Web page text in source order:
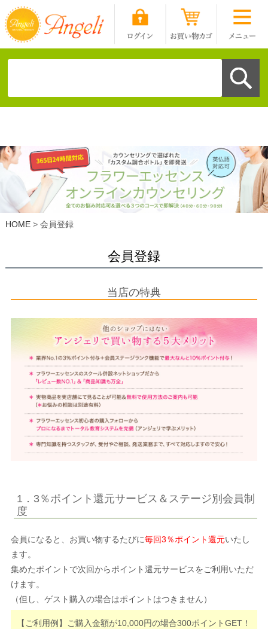
HOME 会員登録
会員登録
当店の特典
1．3％ポイント還元サービス＆ステージ別会員制
度
会員になると、お買い物するたびに毎回3％ポイント還元いたし
ます。
集めたポイントで次回からポイント還元サービスをご利用いただ
けます。
（但し、ゲスト購入の場合はポイントはつきません）
【ご利用例】ご購入金額が10,000円の場合300ポイントGET！